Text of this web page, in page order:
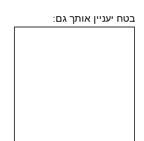
בטח יעניין אותך גם: